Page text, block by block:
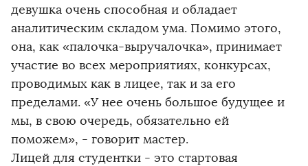
девушка очень способная и обладает
аналитическим складом ума. Помимо этого,
она, как «палочка-выручалочка», принимает
участие во всех мероприятиях, конкурсах,
проводимых как в лицее, так и за его
пределами. «У нее очень большое будущее и
мы, в свою очередь, обязательно ей
поможем», - говорит мастер.
Лицей для студентки - это стартовая